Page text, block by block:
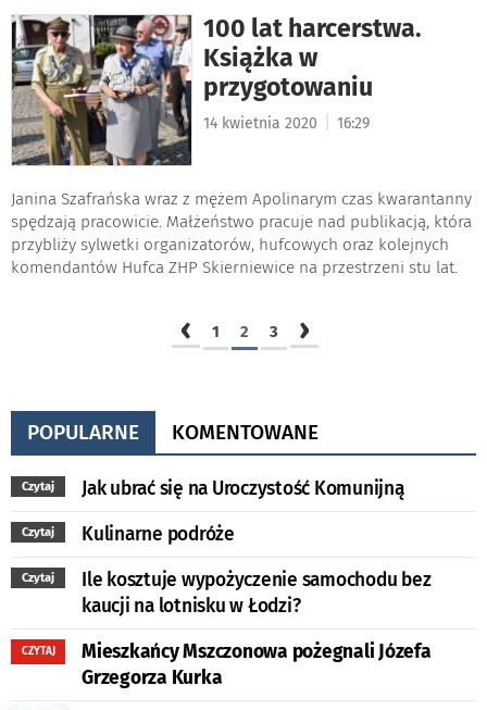
100 lat harcerstwa.
Książka w
przygotowaniu
14 kwietnia 2020 16:29
Janina Szafrańska wraz z mężem Apolinarym czas kwarantanny
spędzają pracowicie. Małżeństwo pracuje nad publikacją, która
przybliży sylwetki organizatorów, hufcowych oraz kolejnych
komendantów Hufca ZHP Skierniewice na przestrzeni stu lat.
‹ 1 2 3 ›
POPULARNE KOMENTOWANE
Czytaj Jak ubrać się na Uroczystość Komunijną
Czytaj Kulinarne podróże
Czytaj
Ile kosztuje wypożyczenie samochodu bez
kaucji na lotnisku w Łodzi?
CZYTAJ
Mieszkańcy Mszczonowa pożegnali Józefa
Grzegorza Kurka